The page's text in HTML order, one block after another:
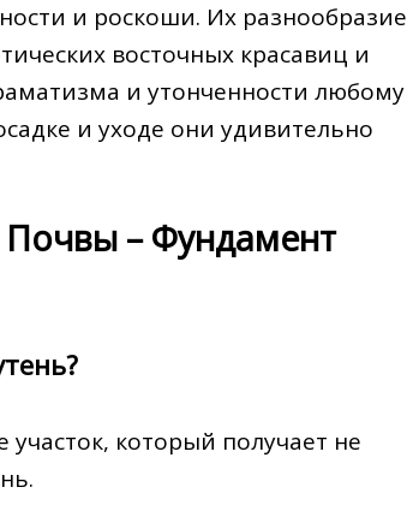
и роскоши. Их разнообразие
восточных красавиц и
и утонченности любому
и уходе они удивительно
– Фундамент
который получает не